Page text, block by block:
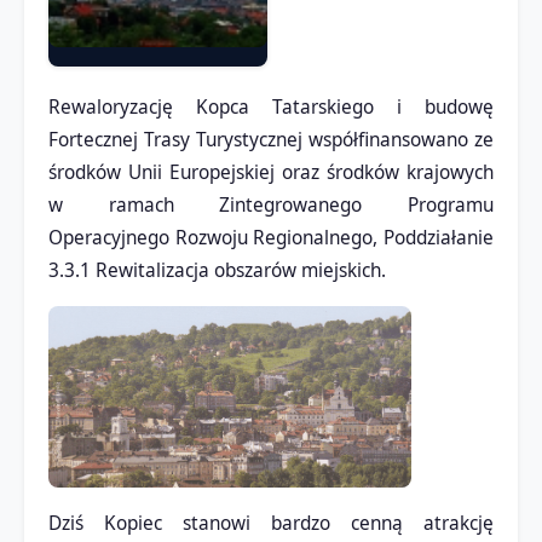
Rewaloryzację Kopca Tatarskiego i budowę
Fortecznej Trasy Turystycznej współfinansowano ze
środków Unii Europejskiej oraz środków krajowych
w ramach Zintegrowanego Programu
Operacyjnego Rozwoju Regionalnego, Poddziałanie
3.3.1 Rewitalizacja obszarów miejskich.
Dziś Kopiec stanowi bardzo cenną atrakcję